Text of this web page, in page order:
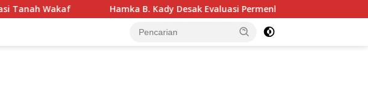
Hamka B. Kady Desak Evaluasi Permenhub Nomor 28/2022: Biar Keselamatan